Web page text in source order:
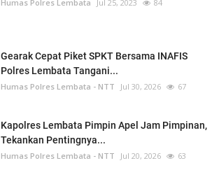
Humas Polres Lembata Jul 25, 2023 84
Gearak Cepat Piket SPKT Bersama INAFIS
Polres Lembata Tangani...
Humas Polres Lembata - NTT Jul 30, 2026 67
Kapolres Lembata Pimpin Apel Jam Pimpinan,
Tekankan Pentingnya...
Humas Polres Lembata - NTT Jul 20, 2026 63